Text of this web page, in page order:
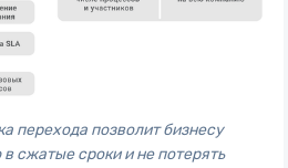
перехода позволит бизнесу
сжатые сроки и не потерять